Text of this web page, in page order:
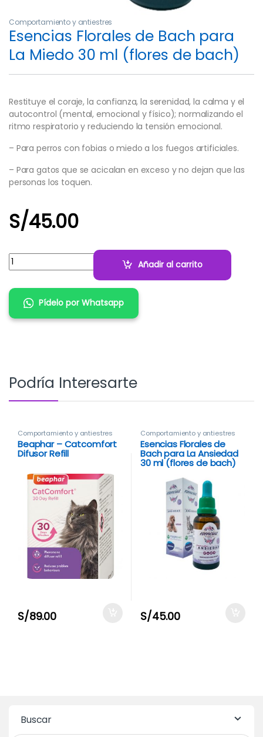
Comportamiento y antiestres
Esencias Florales de Bach para
La Miedo 30 ml (flores de bach)
Restituye el coraje, la confianza, la serenidad, la calma y el
autocontrol (mental, emocional y físico); normalizando el
ritmo respiratorio y reduciendo la tensión emocional.
– Para perros con fobias o miedo a los fuegos artificiales.
– Para gatos que se acicalan en exceso y no dejan que las
personas los toquen.
S/45.00
Cantidad:
Añadir al carrito
Pídelo por Whatsapp
Podría Interesarte
Comportamiento y antiestres
Beaphar – Catcomfort
Difusor Refill
S/89.00
Comportamiento y antiestres
Esencias Florales de
Bach para La Ansiedad
30 ml (flores de bach)
S/45.00
Buscar